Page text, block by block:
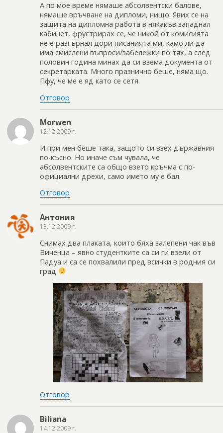
А по мое време нямаше абсолвентски балове,
нямаше връчване на дипломи, нищо. Явих се на
защита на дипломна работа в някакъв западнал
кабинет, фрустрирах се, че никой от комисията
не е разгърнал дори писанията ми, камо ли да
има смислени въпроси/забележки по тях, а след
половин година минах да си взема документа от
секретарката. Много празнично беше, няма що.
Пфу, че ме е яд като се сетя.
Отговор
Morwen
12.12.2009 г.
И при мен беше така, защото си взех държавния
по-късно. Но иначе съм чувала, че
абсолвентските са общо взето кръчма с по-
официални дрехи, само името му е бал.
Отговор
Антония
13.12.2009 г.
Снимах два плаката, които бяха залепени чак във
Виченца – явно студентките са си ги взели от
Падуа и са се похвалили пред всички в родния си
град
Отговор
Biliana
14.12.2009 г.